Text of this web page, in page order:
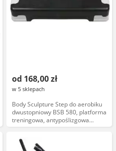
od 168,00 zł
w 5 sklepach
Body Sculpture Step do aerobiku
dwustopniowy BSB 580, platforma
treningowa, antypoślizgowa
powierzchnia, regulacja
fitness